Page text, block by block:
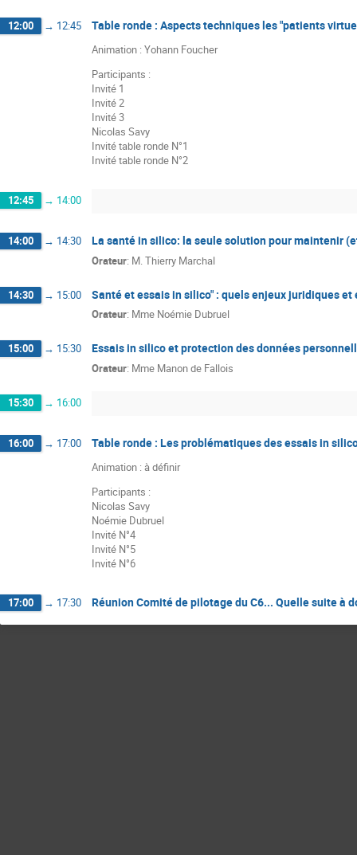
12:00 → 12:45 Table ronde : Aspects techniques les "patients
Animation : Yohann Foucher
Participants :
Invité 1
Invité 2
Invité 3
Nicolas Savy
Invité table ronde N°1
Invité table ronde N°2
12:45 → 14:00
14:00 → 14:30 La santé in silico: la seule solution pour maintenir
Orateur: M.Thierry Marchal
14:30 → 15:00 Santé et essais in silico" : quels enjeux juridiques et
Orateur: Mme Noémie Dubruel
15:00 → 15:30 Essais in silico et protection des données
Orateur: Mme Manon de Fallois
15:30 → 16:00
16:00 → 17:00 Table ronde : Les problématiques des essais in
Animation : à définir
Participants :
Nicolas Savy
Noémie Dubruel
Invité N°4
Invité N°5
Invité N°6
17:00 → 17:30 Réunion Comité de pilotage du C6... Quelle suite à